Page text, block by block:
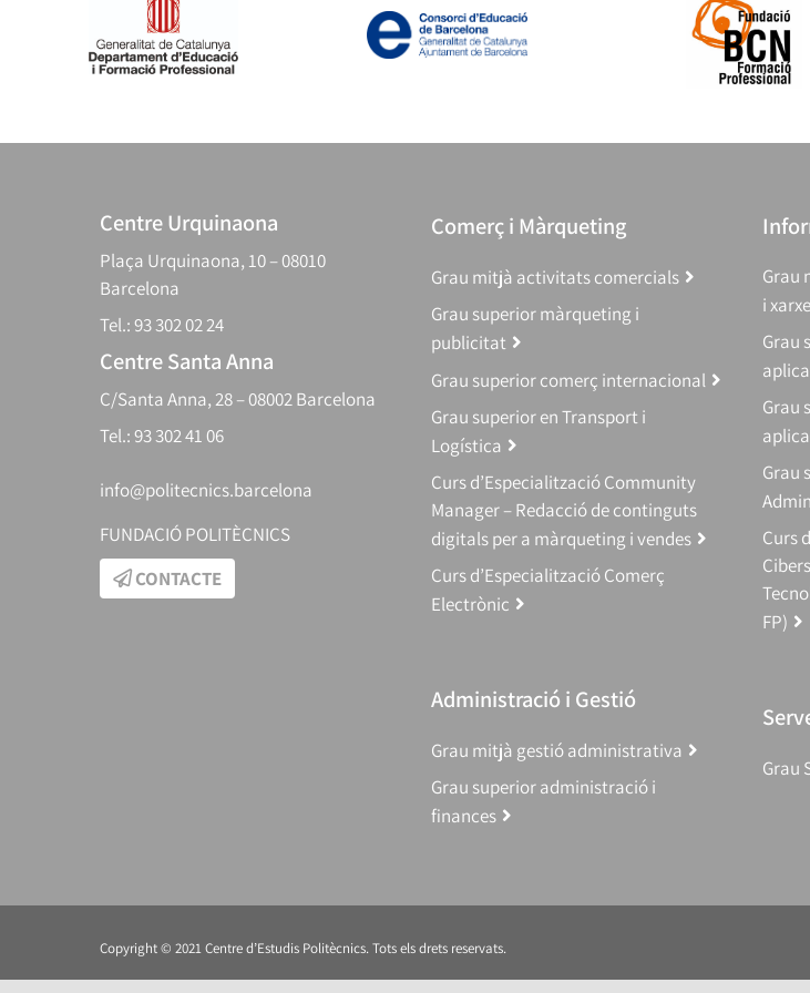
Centre Urquinaona
Plaça Urquinaona, 10 – 08010
Barcelona
Tel.: 93 302 02 24
Centre Santa Anna
C/Santa Anna, 28 – 08002 Barcelona
Tel.: 93 302 41 06
info@politecnics.barcelona
FUNDACIÓ POLITÈCNICS
CONTACTE
Comerç i Màrqueting
Grau mitjà activitats comercials
Grau superior màrqueting i
publicitat
Grau superior comerç internacional
Grau superior en Transport i
Logística
Curs d’Especialització Community
Manager – Redacció de continguts
digitals per a màrqueting i vendes
Curs d’Especialització Comerç
Electrònic
Administració i Gestió
Grau mitjà gestió administrativa
Grau superior administració i
finances
Grau
i
Grau
Grau
Grau
Curs
FP)
Grau
Copyright © 2021 Centre d’Estudis Politècnics. Tots els drets reservats.